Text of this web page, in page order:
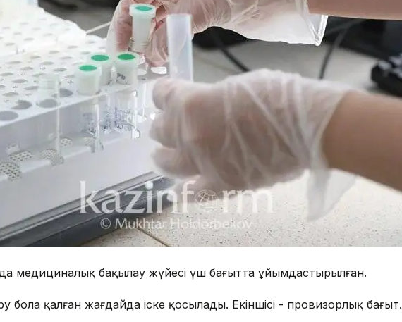
медициналық бақылау жүйесі үш бағытта ұйымдастырылған.
бола қалған жағдайда іске қосылады. Екіншісі - провизорлық бағыт.